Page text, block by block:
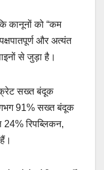
कानूनों को “कम
और अत्यंत
से जुड़ा है।
सख्त बंदूक
91% सख्त बंदूक
रिपब्लिकन,